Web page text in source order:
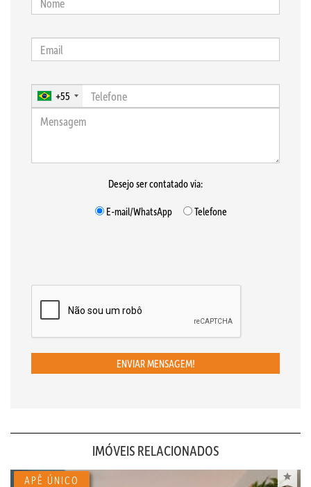
+55
Desejo ser contatado via:
E-mail/WhatsApp
Telefone
ENVIAR MENSAGEM!
IMÓVEIS RELACIONADOS